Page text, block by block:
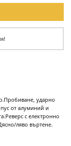
ударно
от алуминий и
с електронно
ляво въртене.